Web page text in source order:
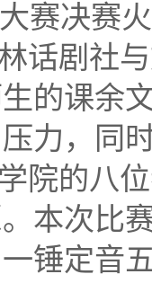
赛决赛
话剧社
的课余
力，同
院的八
本次比
锤定音